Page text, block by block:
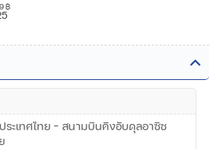
฿
ะเทศไทย - สนามบินคิงอับดุลอาซิซ